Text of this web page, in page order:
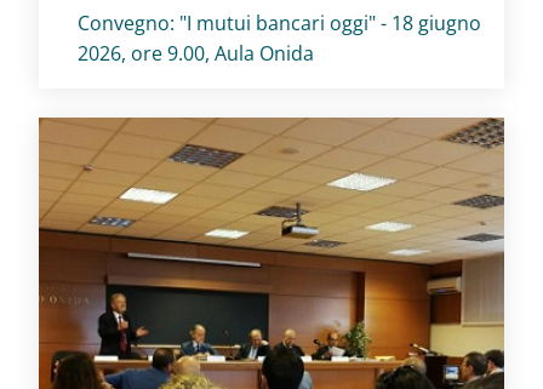
Titolo card :
Convegno: "I mutui bancari oggi" - 18 giugno
2026, ore 9.00, Aula Onida